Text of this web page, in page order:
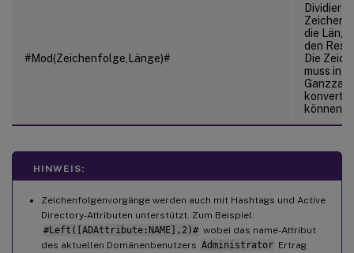
#Mod(Zeichenfolge,Länge)#
Dividiert
die
den Rest
Die
muss in
Ganzzahl
können.
HINWEIS:
Zeichenfolgenvorgänge werden auch mit Hashtags und Active
Directory-Attributen unterstützt. Zum Beispiel:
#Left([ADAttribute:NAME],2)# wobei das name-Attribut
des aktuellen Domänenbenutzers Administrator Ertrag